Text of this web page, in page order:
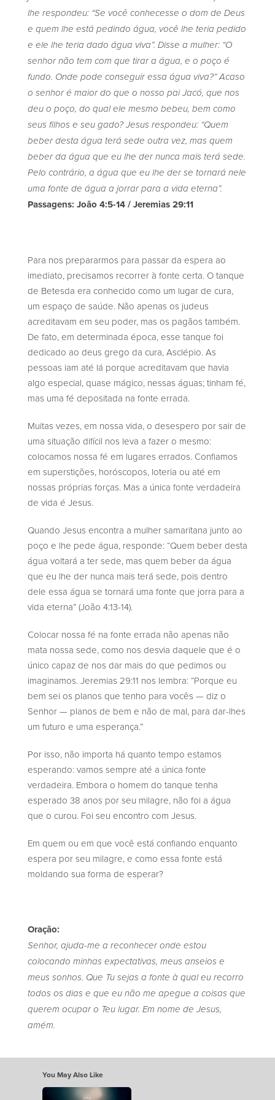
lhe respondeu: “Se você conhecesse o dom de Deus
e quem lhe está pedindo água, você lhe teria pedido
e ele lhe teria dado água viva”. Disse a mulher: “O
senhor não tem com que tirar a água, e o poço é
fundo. Onde pode conseguir essa água viva?” Acaso
o senhor é maior do que o nosso pai Jacó, que nos
deu o poço, do qual ele mesmo bebeu, bem como
seus filhos e seu gado? Jesus respondeu: “Quem
beber desta água terá sede outra vez, mas quem
beber da água que eu lhe der nunca mais terá sede.
Pelo contrário, a água que eu lhe der se tornará nele
uma fonte de água a jorrar para a vida eterna”.
Passagens: João 4:5-14 / Jeremias 29:11
Para nos prepararmos para passar da espera ao
imediato, precisamos recorrer à fonte certa. O tanque
de Betesda era conhecido como um lugar de cura,
um espaço de saúde. Não apenas os judeus
acreditavam em seu poder, mas os pagãos também.
De fato, em determinada época, esse tanque foi
dedicado ao deus grego da cura, Asclépio. As
pessoas iam até lá porque acreditavam que havia
algo especial, quase mágico, nessas águas; tinham fé,
mas uma fé depositada na fonte errada.
Muitas vezes, em nossa vida, o desespero por sair de
uma situação difícil nos leva a fazer o mesmo:
colocamos nossa fé em lugares errados. Confiamos
em superstições, horóscopos, loteria ou até em
nossas próprias forças. Mas a única fonte verdadeira
de vida é Jesus.
Quando Jesus encontra a mulher samaritana junto ao
poço e lhe pede água, responde: “Quem beber desta
água voltará a ter sede, mas quem beber da água
que eu lhe der nunca mais terá sede, pois dentro
dele essa água se tornará uma fonte que jorra para a
vida eterna” (João 4:13-14).
Colocar nossa fé na fonte errada não apenas não
mata nossa sede, como nos desvia daquele que é o
único capaz de nos dar mais do que pedimos ou
imaginamos. Jeremias 29:11 nos lembra: “Porque eu
bem sei os planos que tenho para vocês — diz o
Senhor — planos de bem e não de mal, para dar-lhes
um futuro e uma esperança.”
Por isso, não importa há quanto tempo estamos
esperando: vamos sempre até a única fonte
verdadeira. Embora o homem do tanque tenha
esperado 38 anos por seu milagre, não foi a água
que o curou. Foi seu encontro com Jesus.
Em quem ou em que você está confiando enquanto
espera por seu milagre, e como essa fonte está
moldando sua forma de esperar?
Oração:
Senhor, ajuda-me a reconhecer onde estou
colocando minhas expectativas, meus anseios e
meus sonhos. Que Tu sejas a fonte à qual eu recorro
todos os dias e que eu não me apegue a coisas que
querem ocupar o Teu lugar. Em nome de Jesus,
amém.
You May Also Like